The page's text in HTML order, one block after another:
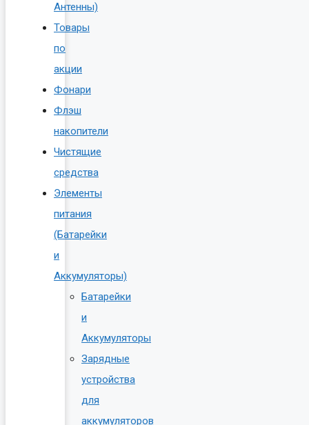
Антенны)
Товары
по
акции
Фонари
Флэш
накопители
Чистящие
средства
Элементы
питания
(Батарейки
и
Аккумуляторы)
Батарейки
и
Аккумуляторы
Зарядные
устройства
для
аккумуляторов